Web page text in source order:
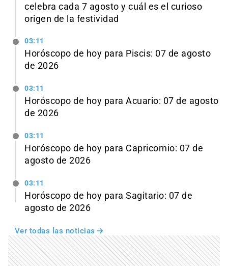
celebra cada 7 agosto y cuál es el curioso
origen de la festividad
03:11
Horóscopo de hoy para Piscis: 07 de agosto
de 2026
03:11
Horóscopo de hoy para Acuario: 07 de agosto
de 2026
03:11
Horóscopo de hoy para Capricornio: 07 de
agosto de 2026
03:11
Horóscopo de hoy para Sagitario: 07 de
agosto de 2026
Ver todas las noticias